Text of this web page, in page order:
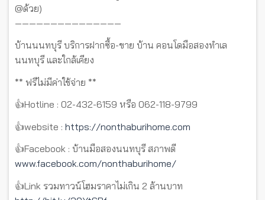
@ด้วย)
———————————————
บ้านนนทบุรี บริการฝากซื้อ-ขาย บ้าน คอนโดมือสองทำเล
นนทบุรี และใกล้เคียง
** ฟรีไม่มีค่าใช้จ่าย **
👍Hotline : 02-432-6159 หรือ 062-118-9799
👍website : https://nonthaburihome.com
👍Facebook : บ้านมือสองนนทบุรี สภาพดี
www.facebook.com/nonthaburihome/
👍Link รวมทาวน์โฮมราคาไม่เกิน 2 ล้านบาท